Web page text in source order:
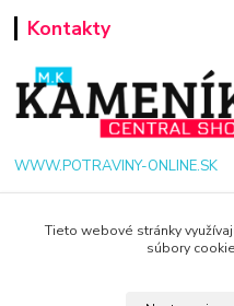
Kontakty
WWW.POTRAVINY-ONLINE.SK
+421 940 949 000
Tieto webové stránky
súbory